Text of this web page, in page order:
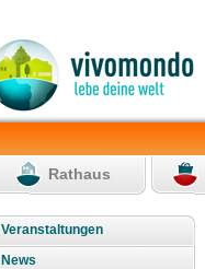
Rathaus
Veranstaltungen
News